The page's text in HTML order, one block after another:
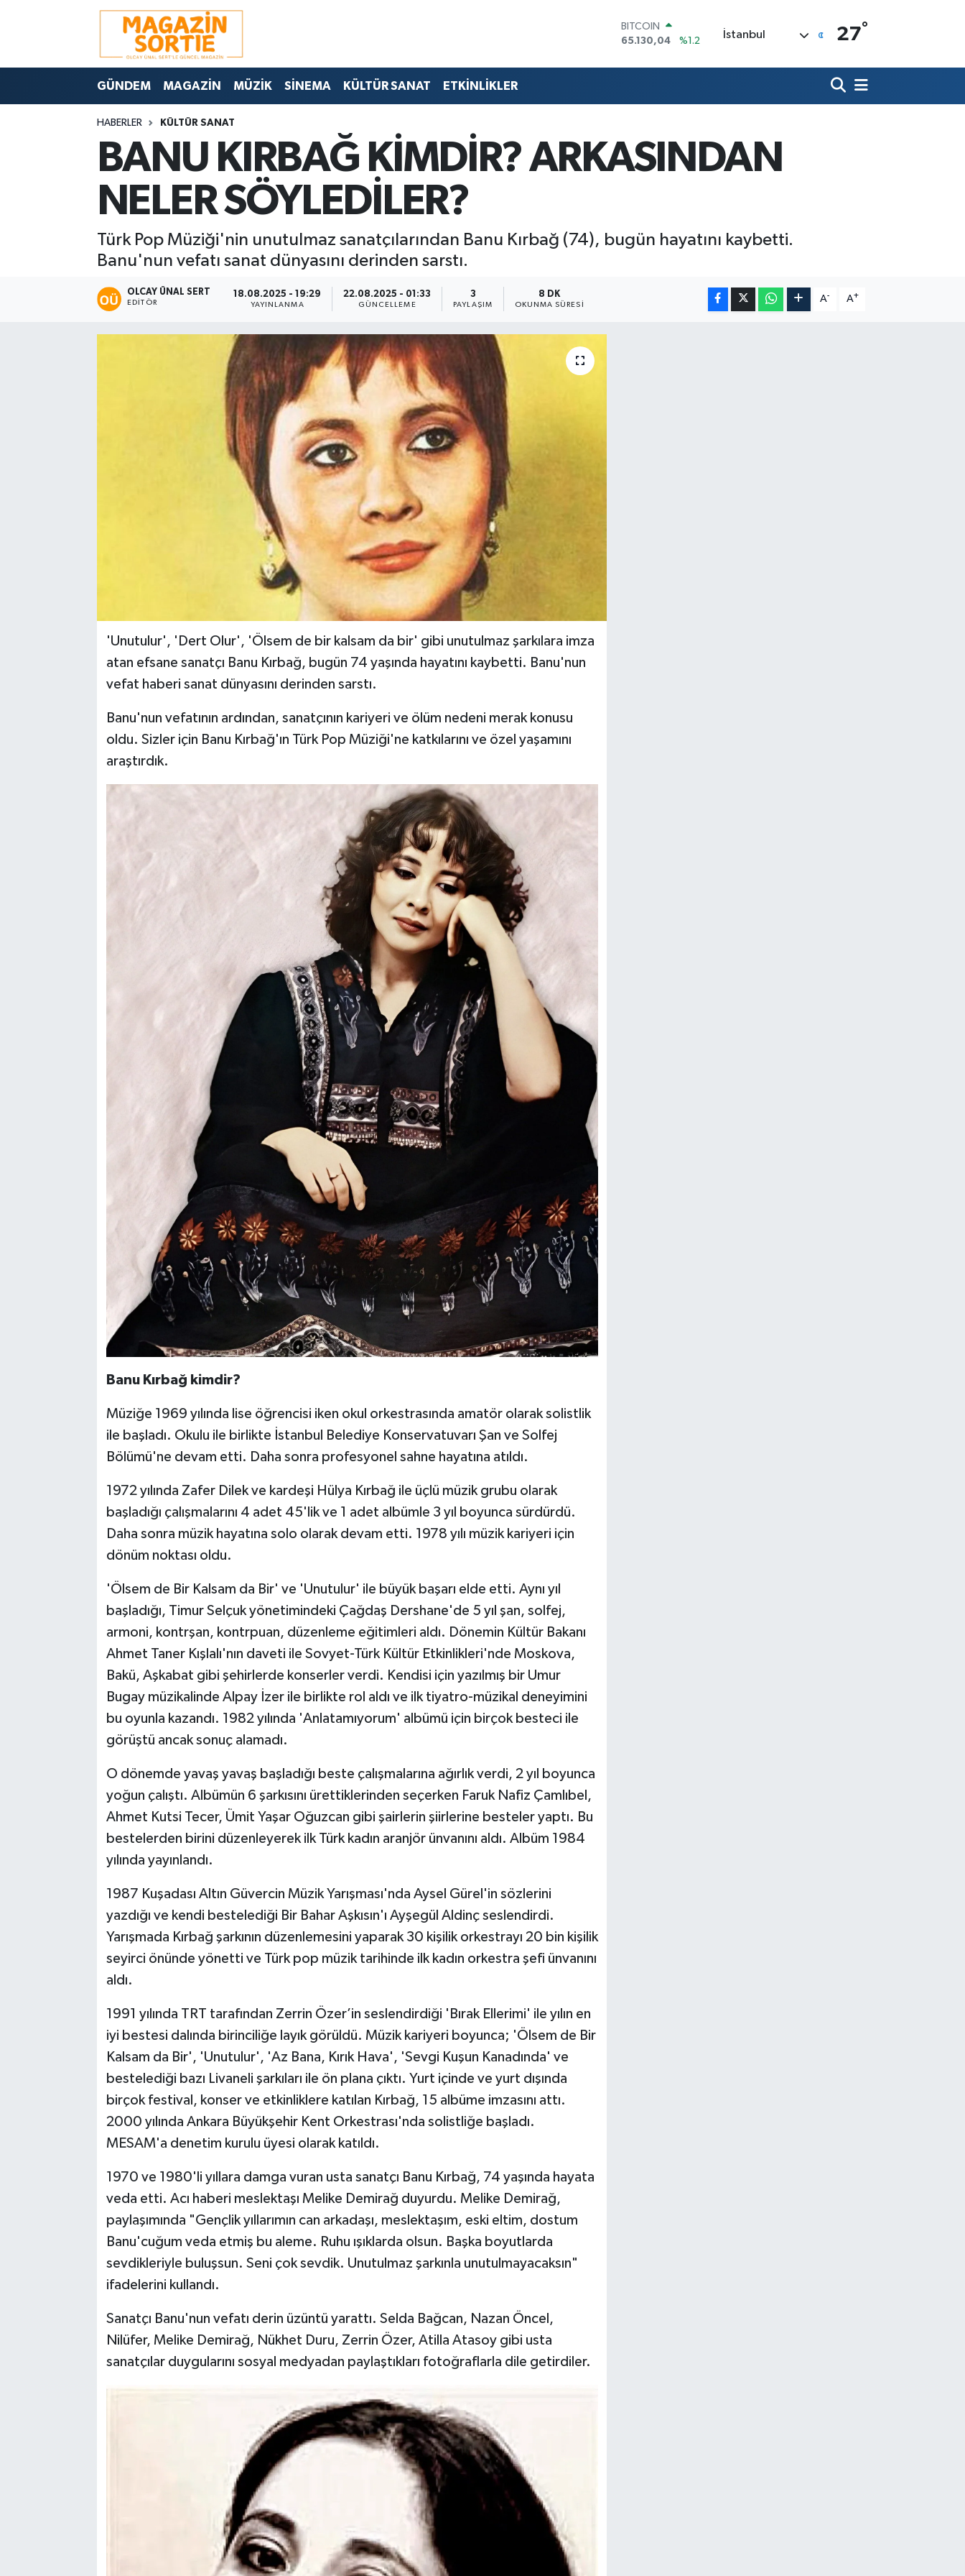
DOLAR
47,7106
%0.17
55,1652
%0.27
BİST100
13.773
%-19
BITCOIN
İstanbul 27°
GÜNDEM MAGAZİN MÜZİK SİNEMA KÜLTÜR SANAT ETKİNLİKLER
HABERLER KÜLTÜR SANAT
BANU KIRBAĞ KİMDİR? ARKASINDAN
NELER SÖYLEDİLER?
Türk Pop Müziği'nin unutulmaz sanatçılarından Banu Kırbağ (74), bugün hayatını kaybetti.
Banu'nun vefatı sanat dünyasını derinden sarstı.
OLCAY ÜNAL SERT
EDITÖR
18.08.2025 - 19:29
YAYINLANMA
22.08.2025 - 01:33
GÜNCELLEME
3
PAYLAŞIM
8 DK
OKUNMA SÜRESI
A- A+
'Unutulur', 'Dert Olur', 'Ölsem de bir kalsam da bir' gibi unutulmaz şarkılara imza
atan efsane sanatçı Banu Kırbağ, bugün 74 yaşında hayatını kaybetti. Banu'nun
vefat haberi sanat dünyasını derinden sarstı.
Banu'nun vefatının ardından, sanatçının kariyeri ve ölüm nedeni merak konusu
oldu. Sizler için Banu Kırbağ'ın Türk Pop Müziği'ne katkılarını ve özel yaşamını
araştırdık.
Banu Kırbağ kimdir?
Müziğe 1969 yılında lise öğrencisi iken okul orkestrasında amatör olarak solistlik
ile başladı. Okulu ile birlikte İstanbul Belediye Konservatuvarı Şan ve Solfej
Bölümü'ne devam etti. Daha sonra profesyonel sahne hayatına atıldı.
1972 yılında Zafer Dilek ve kardeşi Hülya Kırbağ ile üçlü müzik grubu olarak
başladığı çalışmalarını 4 adet 45'lik ve 1 adet albümle 3 yıl boyunca sürdürdü.
Daha sonra müzik hayatına solo olarak devam etti. 1978 yılı müzik kariyeri için
dönüm noktası oldu.
'Ölsem de Bir Kalsam da Bir' ve 'Unutulur' ile büyük başarı elde etti. Aynı yıl
başladığı, Timur Selçuk yönetimindeki Çağdaş Dershane'de 5 yıl şan, solfej,
armoni, kontrşan, kontrpuan, düzenleme eğitimleri aldı. Dönemin Kültür Bakanı
Ahmet Taner Kışlalı'nın daveti ile Sovyet-Türk Kültür Etkinlikleri'nde Moskova,
Bakü, Aşkabat gibi şehirlerde konserler verdi. Kendisi için yazılmış bir Umur
Bugay müzikalinde Alpay İzer ile birlikte rol aldı ve ilk tiyatro-müzikal deneyimini
bu oyunla kazandı. 1982 yılında 'Anlatamıyorum' albümü için birçok besteci ile
görüştü ancak sonuç alamadı.
O dönemde yavaş yavaş başladığı beste çalışmalarına ağırlık verdi, 2 yıl boyunca
yoğun çalıştı. Albümün 6 şarkısını ürettiklerinden seçerken Faruk Nafiz Çamlıbel,
Ahmet Kutsi Tecer, Ümit Yaşar Oğuzcan gibi şairlerin şiirlerine besteler yaptı. Bu
bestelerden birini düzenleyerek ilk Türk kadın aranjör ünvanını aldı. Albüm 1984
yılında yayınlandı.
1987 Kuşadası Altın Güvercin Müzik Yarışması'nda Aysel Gürel'in sözlerini
yazdığı ve kendi bestelediği Bir Bahar Aşkısın'ı Ayşegül Aldinç seslendirdi.
Yarışmada Kırbağ şarkının düzenlemesini yaparak 30 kişilik orkestrayı 20 bin kişilik
seyirci önünde yönetti ve Türk pop müzik tarihinde ilk kadın orkestra şefi ünvanını
aldı.
1991 yılında TRT tarafından Zerrin Özer’in seslendirdiği 'Bırak Ellerimi' ile yılın en
iyi bestesi dalında birinciliğe layık görüldü. Müzik kariyeri boyunca; 'Ölsem de Bir
Kalsam da Bir', 'Unutulur', 'Az Bana, Kırık Hava', 'Sevgi Kuşun Kanadında' ve
bestelediği bazı Livaneli şarkıları ile ön plana çıktı. Yurt içinde ve yurt dışında
birçok festival, konser ve etkinliklere katılan Kırbağ, 15 albüme imzasını attı.
2000 yılında Ankara Büyükşehir Kent Orkestrası'nda solistliğe başladı.
MESAM'a denetim kurulu üyesi olarak katıldı.
1970 ve 1980'li yıllara damga vuran usta sanatçı Banu Kırbağ, 74 yaşında hayata
veda etti. Acı haberi meslektaşı Melike Demirağ duyurdu. Melike Demirağ,
paylaşımında "Gençlik yıllarımın can arkadaşı, meslektaşım, eski eltim, dostum
Banu'cuğum veda etmiş bu aleme. Ruhu ışıklarda olsun. Başka boyutlarda
sevdikleriyle buluşsun. Seni çok sevdik. Unutulmaz şarkınla unutulmayacaksın"
ifadelerini kullandı.
Sanatçı Banu'nun vefatı derin üzüntü yarattı. Selda Bağcan, Nazan Öncel,
Nilüfer, Melike Demirağ, Nükhet Duru, Zerrin Özer, Atilla Atasoy gibi usta
sanatçılar duygularını sosyal medyadan paylaştıkları fotoğraflarla dile getirdiler.
Nöbetçi Eczaneler
Hava Durumu
Trafik Durumu
Süper Lig Puan Durumu ve Fikstür
Tüm Manşetler
Son Dakika Haberleri